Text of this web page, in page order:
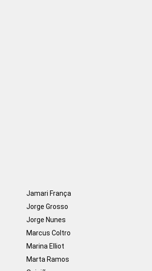
Jamari França
Jorge Grosso
Jorge Nunes
Marcus Coltro
Marina Elliot
Marta Ramos